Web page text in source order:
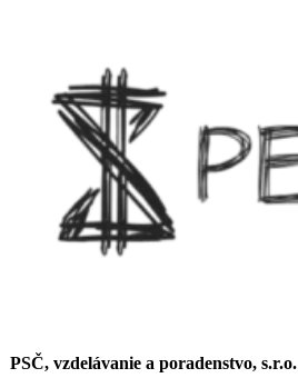
PSČ, vzdelávanie a poradenstvo, s.r.o.